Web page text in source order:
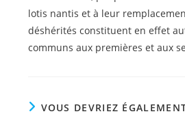
lotis nantis et à leur
déshérités constituent en effet
communs aux premières et aux
VOUS DEVRIEZ